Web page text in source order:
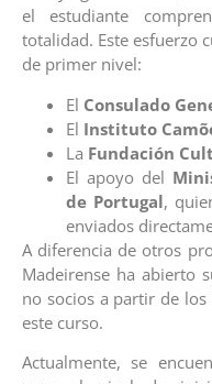
el estudiante
totalidad. Este esfuerzo
de primer nivel:
El Consulado
El Instituto
La Fundación
El apoyo del
de Portugal,
enviados
A diferencia de otros
Madeirense ha abierto
no socios a partir de
este curso.
Actualmente, se